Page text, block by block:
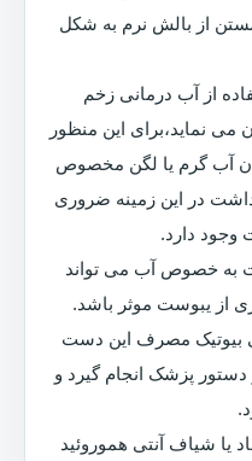
از بالش نرم به شکل
از آب درمانی زخم
نماید،برای این منظور
وان آب گرم یا لگن مخصوص
در این زمینه ضروری
وجود دارد.
به خصوص آب می تواند
از یبوست موثر باشد.
بیوتیک مصرف این دست
دستور پزشک انجام گیرد و
یا شیاف آنتی هموروئید